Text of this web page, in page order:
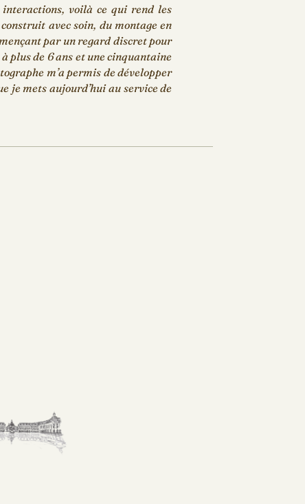
voilà ce qui rend les
avec soin, du montage en
par un regard discret pour
plus de 6 ans et une cinquantaine
m’a permis de développer
mets aujourd’hui au service de